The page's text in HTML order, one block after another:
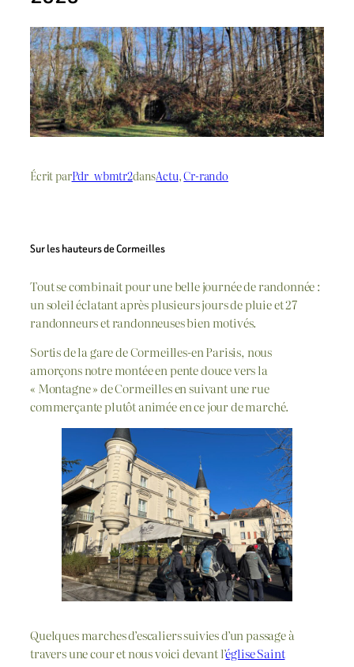
Écrit parPdr_wbmtr2dansActu, Cr-rando
Sur les hauteurs de Cormeilles
Tout se combinait pour une belle journée de randonnée :
un soleil éclatant après plusieurs jours de pluie et 27
randonneurs et randonneuses bien motivés.
Sortis de la gare de Cormeilles-en Parisis, nous
amorçons notre montée en pente douce vers la
« Montagne » de Cormeilles en suivant une rue
commerçante plutôt animée en ce jour de marché.
Quelques marches d’escaliers suivies d’un passage à
travers une cour et nous voici devant l’église Saint